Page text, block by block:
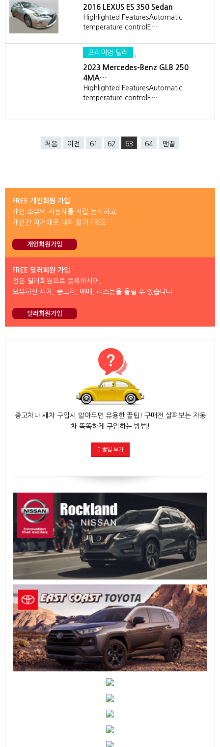
2016 LEXUS ES 350 Sedan
Highlighted FeaturesAutomatic
temperature controlE…
프리미엄 딜러
2023 Mercedes-Benz GLB 250
4MA…
Highlighted FeaturesAutomatic
temperature controlE…
처음 이전 61 62 63 64 맨끝
FREE 개인회원 가입
개인 소유의 자동차를 직접 등록하고
개인간 직거래로 내차 팔기 FREE
개인회원가입
FREE 딜러회원 가입
전문 딜러회원으로 등록하시어,
보유하신 새차, 중고차, 매매, 리스등을 올릴 수 있습니다.
딜러회원가입
중고차나 새차 구입시 알아두면 유용한 꿀팁! 구매전 살펴보는 자동
차 똑똑하게 구입하는 방법!
꿀팁 보기